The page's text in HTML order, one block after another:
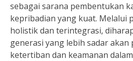
sebagai sarana pembentukan
kepribadian yang kuat. Melalui
holistik dan terintegrasi,
generasi yang lebih sadar
ketertiban dan keamanan